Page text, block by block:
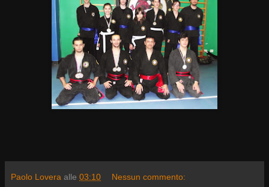
Paolo Lovera alle 03:10 Nessun commento: